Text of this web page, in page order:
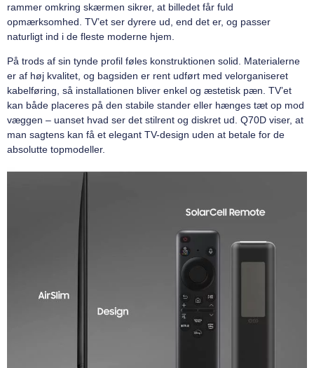
rammer omkring skærmen sikrer, at billedet får fuld
opmærksomhed. TV’et ser dyrere ud, end det er, og passer
naturligt ind i de fleste moderne hjem.
På trods af sin tynde profil føles konstruktionen solid. Materialerne
er af høj kvalitet, og bagsiden er rent udført med velorganiseret
kabelføring, så installationen bliver enkel og æstetisk pæn. TV’et
kan både placeres på den stabile stander eller hænges tæt op mod
væggen – uanset hvad ser det stilrent og diskret ud. Q70D viser, at
man sagtens kan få et elegant TV-design uden at betale for de
absolutte topmodeller.